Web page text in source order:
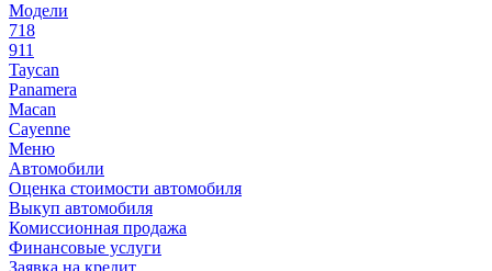
Модели
718
911
Taycan
Panamera
Macan
Cayenne
Меню
Автомобили
Оценка стоимости автомобиля
Выкуп автомобиля
Комиссионная продажа
Финансовые услуги
Заявка на кредит